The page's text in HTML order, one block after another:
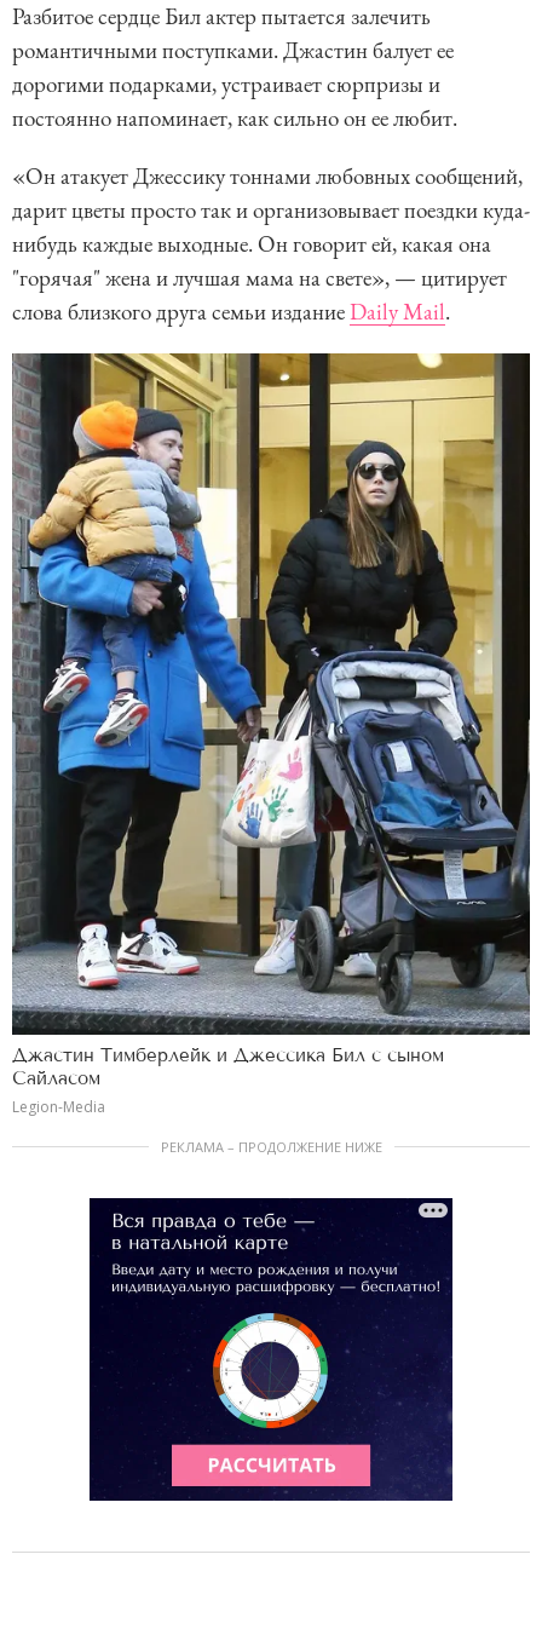
Разбитое сердце Бил актер пытается залечить
романтичными поступками. Джастин балует ее
дорогими подарками, устраивает сюрпризы и
постоянно напоминает, как сильно он ее любит.
«Он атакует Джессику тоннами любовных сообщений,
дарит цветы просто так и организовывает поездки куда-
нибудь каждые выходные. Он говорит ей, какая она
"горячая" жена и лучшая мама на свете», — цитирует
слова близкого друга семьи изданиеDaily Mail.
Джастин Тимберлейк и Джессика Бил с сыном
Сайласом
Legion-Media
РЕКЛАМА – ПРОДОЛЖЕНИЕ НИЖЕ